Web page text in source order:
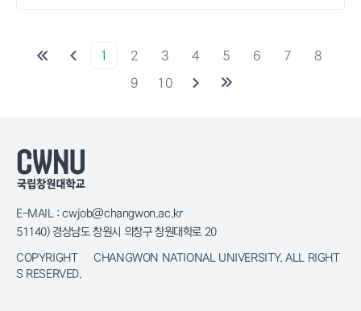
1 2 3 4 5 6 7
8
9
10
E-MAIL : cwjob@changwon.ac.kr
51140) 경상남도 창원시 의창구 창원대학로 20
COPYRIGHT © CHANGWON NATIONAL UNIVERSITY. ALL RIGHT
S RESERVED.